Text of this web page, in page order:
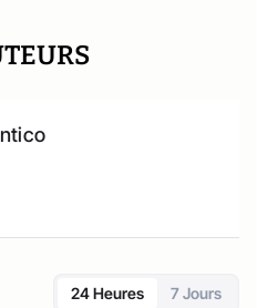
24 Heures 7 Jours